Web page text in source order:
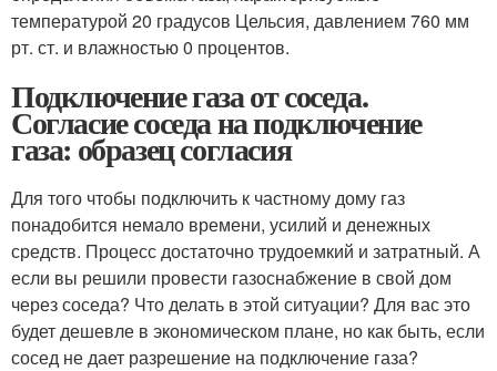
температурой 20 градусов Цельсия, давлением 760 мм
рт. ст. и влажностью 0 процентов.
Подключение газа от соседа.
Согласие соседа на подключение
газа: образец согласия
Для того чтобы подключить к частному дому газ
понадобится немало времени, усилий и денежных
средств. Процесс достаточно трудоемкий и затратный. А
если вы решили провести газоснабжение в свой дом
через соседа? Что делать в этой ситуации? Для вас это
будет дешевле в экономическом плане, но как быть, если
сосед не дает разрешение на подключение газа?